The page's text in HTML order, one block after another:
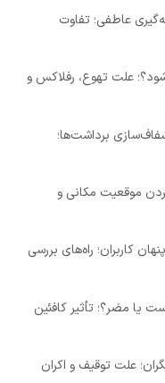
عاطفی؛ تفاوت
علت تهوع، رفلاکس و
برداشت‌ها؛
موقعیت مکانی و
کاربران؛ راه‌های بررسی
یا مضر؟؛ تأثیر کافئین
علت توقیف و اکران